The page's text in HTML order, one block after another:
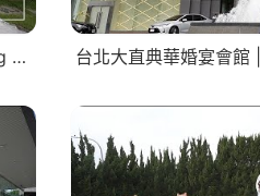
桃園皇家薇庭| 類婚紗 |婚禮微電影|P.S. Wedding Studio。攝影工作室